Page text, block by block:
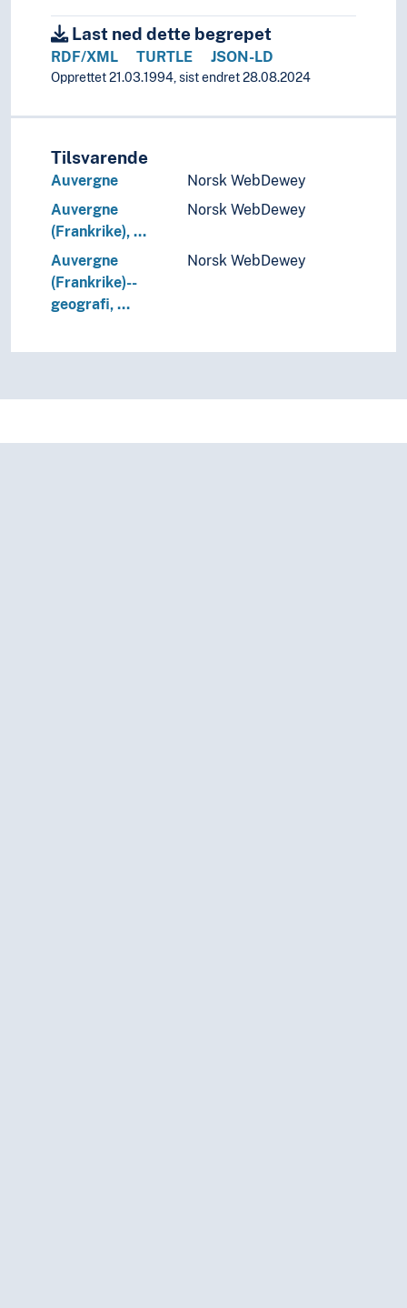
Polen
Portugal
Romania
Serbia
Slovenia
Spania
Sveits
Sverige
Tsjekkia
Tsjekkoslovakia
Tyrkia
Ukraina
Vatikanstaten
(Europa i områder/regioner)
Last ned dette begrepet
RDF/XML TURTLE JSON-LD
Opprettet 21.03.1994, sist endret 28.08.2024
Tilsvarende
Auvergne
Norsk WebDewey
Auvergne
(Frankrike), …
Norsk WebDewey
Auvergne
(Frankrike)--
geografi, …
Norsk WebDewey